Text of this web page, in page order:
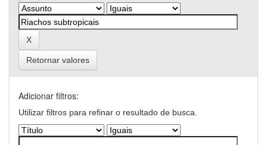
Retornar valores
Adicionar filtros:
Utilizar filtros para refinar o resultado de busca.